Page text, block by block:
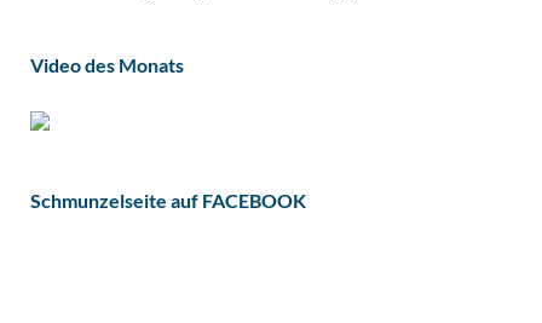
Video des Monats
Schmunzelseite auf FACEBOOK